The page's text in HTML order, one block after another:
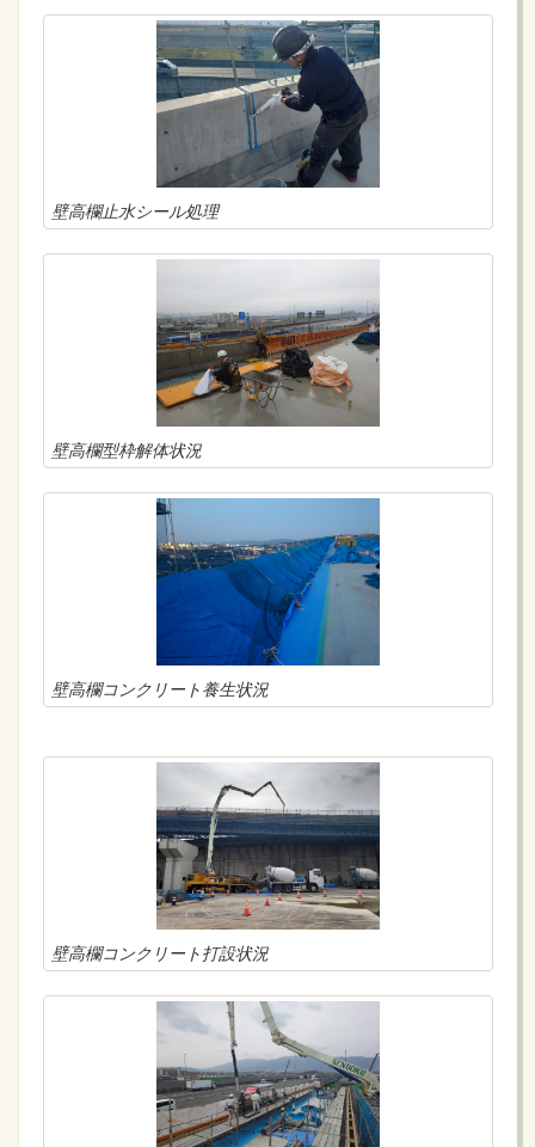
壁高欄止水シール処理
壁高欄型枠解体状況
壁高欄コンクリート養生状況
壁高欄コンクリート打設状況